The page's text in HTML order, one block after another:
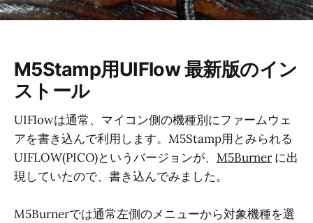
M5Stamp用UIFlow 最新版のイン
ストール
UIFlowは通常、マイコン側の機種別にファームウェ
アを書き込んで利用します。M5Stamp用とみられる
UIFLOW(PICO)というバージョンが、 M5Burnerに出
現していたので、書き込んでみました。
M5Burnerでは通常左側のメニューから対象機種を選